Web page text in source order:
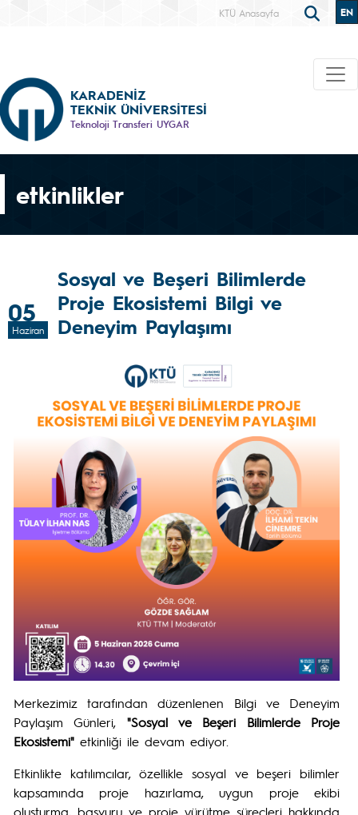
KTÜ Anasayfa EN
KARADENİZ
TEKNİK ÜNİVERSİTESİ
Teknoloji Transferi UYGAR
etkinlikler
05
Haziran
Sosyal ve Beşeri Bilimlerde
Proje Ekosistemi Bilgi ve
Deneyim Paylaşımı
Merkezimiz tarafından düzenlenen Bilgi ve Deneyim
Paylaşım Günleri, "Sosyal ve Beşeri Bilimlerde Proje
Ekosistemi" etkinliği ile devam ediyor.
Etkinlikte katılımcılar, özellikle sosyal ve beşeri bilimler
kapsamında proje hazırlama, uygun proje ekibi
oluşturma, başvuru ve proje yürütme süreçleri hakkında